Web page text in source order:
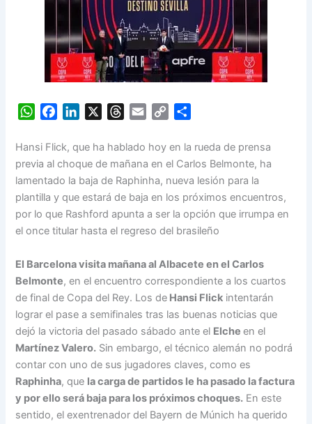
W
a
t
s
A
p
p
c
e
b
o
o
k
n
k
e
d
I
n
r
e
a
d
s
a
i
l
C
p
y
L
i
n
k
a
r
e
Hansi Flick, que ha hablado hoy en la rueda de prensa
previa al choque de mañana en el Carlos Belmonte, ha
lamentado la baja de Raphinha, nueva lesión para la
plantilla y que estará de baja en los próximos encuentros,
por lo que Rashford apunta a ser la opción que irrumpa en
el once titular hasta el regreso del brasileño
El Barcelona visita mañana al Albacete en el Carlos
Belmonte, en el encuentro correspondiente a los cuartos
de final de Copa del Rey. Los de Hansi Flick intentarán
lograr el pase a semifinales tras las buenas noticias que
dejó la victoria del pasado sábado ante el Elcheen el
Martínez Valero. Sin embargo, el técnico alemán no podrá
contar con uno de sus jugadores claves, como es
Raphinha, que la carga de partidos le ha pasado la factura
y por ello será baja para los próximos choques. En este
sentido, el exentrenador del Bayern de Múnich ha querido